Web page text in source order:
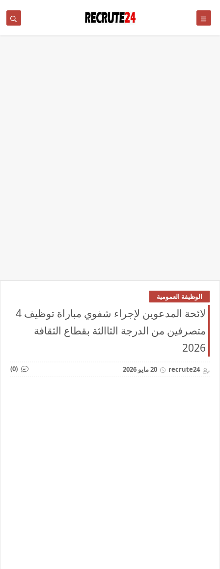
الوظيفة العمومية
لائحة المدعوين لإجراء شفوي مباراة توظيف 4
متصرفين من الدرجة الثاالثة بقطاع الثقافة
2026
recrute24 20 مايو 2026 (0)